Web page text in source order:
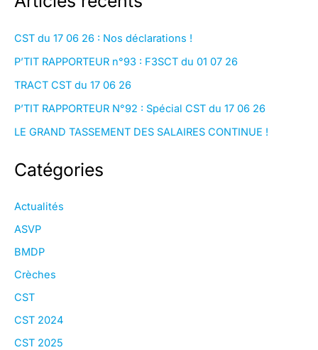
CST du 17 06 26 : Nos déclarations !
P’TIT RAPPORTEUR n°93 : F3SCT du 01 07 26
TRACT CST du 17 06 26
P’TIT RAPPORTEUR N°92 : Spécial CST du 17 06 26
LE GRAND TASSEMENT DES SALAIRES CONTINUE !
Catégories
Actualités
ASVP
BMDP
Crèches
CST
CST 2024
CST 2025